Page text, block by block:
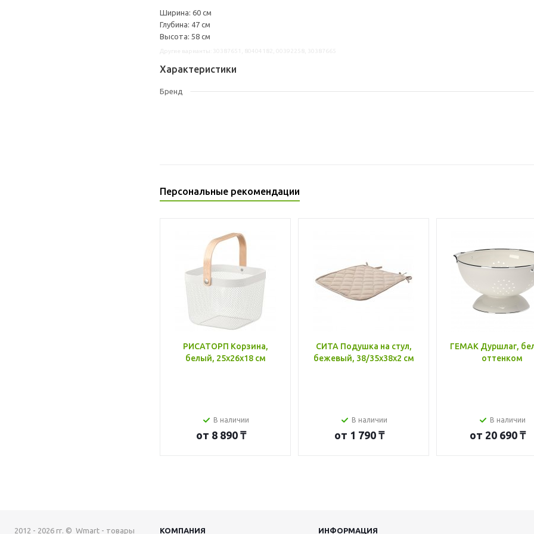
Ширина: 60 см
Глубина: 47 см
Высота: 58 см
Характеристики
Бренд
Персональные рекомендации
РИСАТОРП Корзина,
белый, 25x26x18 см
В наличии
от 8 890 ₸
СИТА Подушка на стул,
бежевый, 38/35x38x2 см
В наличии
от 1 790 ₸
ГЕМАК Дуршлаг,
оттенком
В наличии
от 20 690 ₸
2012 - 2026 гг. © Wmart - товары КОМПАНИЯ ИНФОРМАЦИЯ